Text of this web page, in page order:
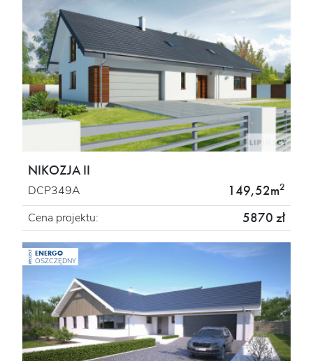
NIKOZJA II
DCP349A 149,52m2
Cena projektu: 5870 zł
PROJEKT ENERGO
OSZCZĘDNY